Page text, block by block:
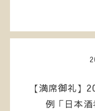
【満席御礼
例「日本